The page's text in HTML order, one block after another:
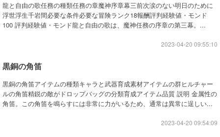
龍と自由の歌任務の種類任務の章魔神序章幕三前次涙のない明日のために
浮世浮生千岩間必要な条件必要な冒険ランク18報酬評判経験値・モンド
100 評判経験値・モンド龍と自由の歌は、魔神任務の序章の第三幕。...
2023-04-20 09:55:10
黒銅の角笛
黒銅の角笛アイテムの種類キャラと武器育成素材アイテムの群ヒルチャー
ルの角笛精鋭の敵がドロップバッグの分類育成アイテム品質 説明 金属性の
角笛。この角笛を鳴らすには非常に力がいるため、通常は異常に逞しい...
2023-04-20 09:54:09